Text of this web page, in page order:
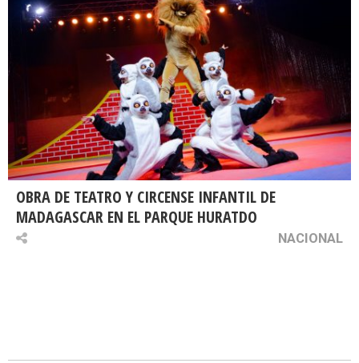
OBRA DE TEATRO Y CIRCENSE INFANTIL DE
MADAGASCAR EN EL PARQUE HURATDO
NACIONAL